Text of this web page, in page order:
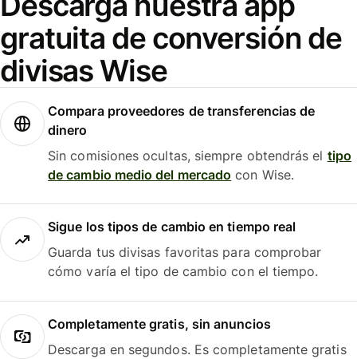
gratuita de conversión de
divisas Wise
Compara proveedores de transferencias de
dinero
Sin comisiones ocultas, siempre obtendrás el tipo
de cambio medio del mercado con Wise.
Sigue los tipos de cambio en tiempo real
Guarda tus divisas favoritas para comprobar
cómo varía el tipo de cambio con el tiempo.
Completamente gratis, sin anuncios
Descarga en segundos. Es completamente gratis